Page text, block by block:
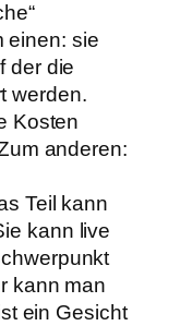
einen: sie
der die
werden.
Kosten
anderen:
Teil kann
kann live
kann man
ein Gesicht